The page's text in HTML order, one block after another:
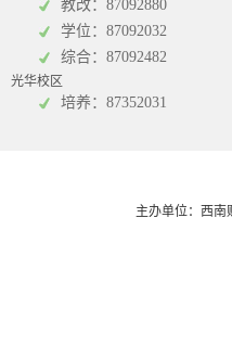
教改：87092880
学位：87092032
综合：87092482
光华校区
培养：87352031
主办单位：西